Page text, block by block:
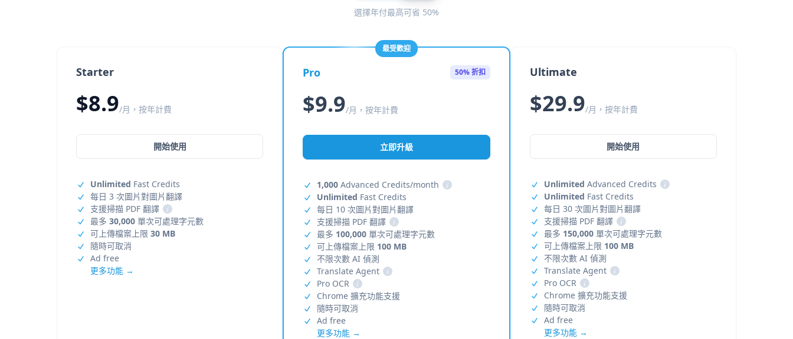
選擇年付最高可省 50%
Starter
$8.9/月，按年計費
開始使用
Unlimited Fast Credits
每日 3 次圖片對圖片翻譯
支援掃描 PDF 翻譯
i
最多 30,000 單次可處理字元數
可上傳檔案上限 30 MB
隨時可取消
Ad free
更多功能 →
最受歡迎
Pro 50% 折扣
$9.9/月，按年計費
立即升級
1,000 Advanced Credits/month
i
Unlimited Fast Credits
每日 10 次圖片對圖片翻譯
支援掃描 PDF 翻譯
i
最多 100,000 單次可處理字元數
可上傳檔案上限 100 MB
不限次數 AI 偵測
Translate Agent
i
Pro OCR
i
Chrome 擴充功能支援
隨時可取消
Ad free
更多功能 →
Ultimate
$29.9/月，按年計費
開始使用
Unlimited Advanced Credits
i
Unlimited Fast Credits
每日 30 次圖片對圖片翻譯
支援掃描 PDF 翻譯
i
最多 150,000單次可處理字元數
可上傳檔案上限 100 MB
不限次數 AI 偵測
Translate Agent
i
Pro OCR
i
Chrome 擴充功能支援
隨時可取消
Ad free
更多功能 →